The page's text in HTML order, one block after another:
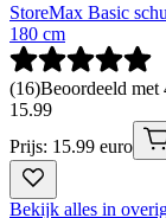
StoreMax Basic
180 cm
(16)Beoordeeld met
15.99
Prijs: 15.99 euro
Bekijk alles in